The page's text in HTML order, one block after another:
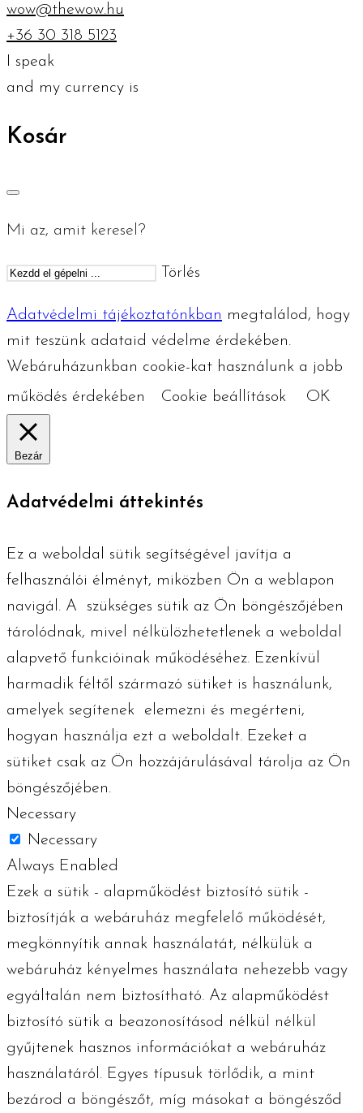
wow@thewow.hu
+36 30 318 5123
I speak
and my currency is
Kosár
Mi az, amit keresel?
Törlés
Adatvédelmi tájékoztatónkban megtalálod, hogy
mit teszünk adataid védelme érdekében.
Webáruházunkban cookie-kat használunk a jobb
működés érdekében
Cookie beállítások OK
Bezár
Adatvédelmi áttekintés
Ez a weboldal sütik segítségével javítja a
felhasználói élményt, miközben Ön a weblapon
navigál. A szükséges ​​sütik az Ön böngészőjében
tárolódnak, mivel nélkülözhetetlenek a weboldal
alapvető funkcióinak működéséhez. Ezenkívül
harmadik féltől származó sütiket is használunk,
amelyek segítenek elemezni és megérteni,
hogyan használja ezt a weboldalt. Ezeket a
sütiket csak az Ön hozzájárulásával tárolja az Ön
böngészőjében.
Necessary
Necessary
Always Enabled
Ezek a sütik - alapműködést biztosító sütik -
biztosítják a webáruház megfelelő működését,
megkönnyítik annak használatát, nélkülük a
webáruház kényelmes használata nehezebb vagy
egyáltalán nem biztosítható. Az alapműködést
biztosító sütik a beazonosításod nélkül nélkül
gyűjtenek hasznos információkat a webáruház
használatáról. Egyes típusuk törlődik, a mint
bezárod a böngészőt, míg másokat a böngésződ